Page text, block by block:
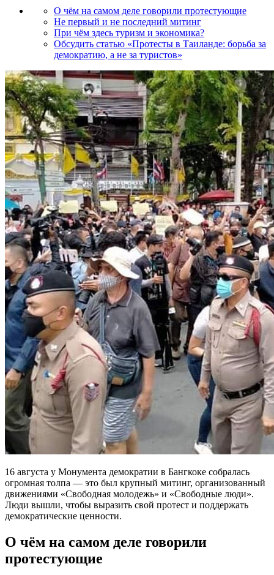
О чём на самом деле говорили протестующие
Не первый и не последний митинг
При чём здесь туризм и экономика?
Обсудить статью «Протесты в Таиланде: борьба за
демократию, а не за туристов»
16 августа у Монумента демократии в Бангкоке собралась
огромная толпа — это был крупный митинг, организованный
движениями «Свободная молодежь» и «Свободные люди».
Люди вышли, чтобы выразить свой протест и поддержать
демократические ценности.
О чём на самом деле говорили
протестующие